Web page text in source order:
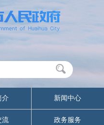
介 新闻中心
流 政务服务